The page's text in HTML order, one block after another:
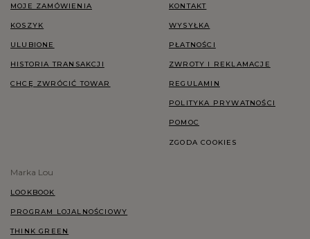
MOJE ZAMÓWIENIA
KOSZYK
ULUBIONE
HISTORIA TRANSAKCJI
CHCĘ ZWRÓCIĆ TOWAR
KONTAKT
WYSYŁKA
PŁATNOŚCI
ZWROTY I REKLAMACJE
REGULAMIN
POLITYKA PRYWATNOŚCI
POMOC
ZGODA COOKIES
Marka Lou
LOOKBOOK
PROGRAM LOJALNOŚCIOWY
THINK GREEN